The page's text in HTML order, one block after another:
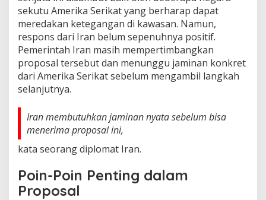
sekutu Amerika Serikat yang berharap dapat
meredakan ketegangan di kawasan. Namun,
respons dari Iran belum sepenuhnya positif.
Pemerintah Iran masih mempertimbangkan
proposal tersebut dan menunggu jaminan konkret
dari Amerika Serikat sebelum mengambil langkah
selanjutnya.
Iran membutuhkan jaminan nyata sebelum bisa
menerima proposal ini,
kata seorang diplomat Iran.
Poin-Poin Penting dalam
Proposal